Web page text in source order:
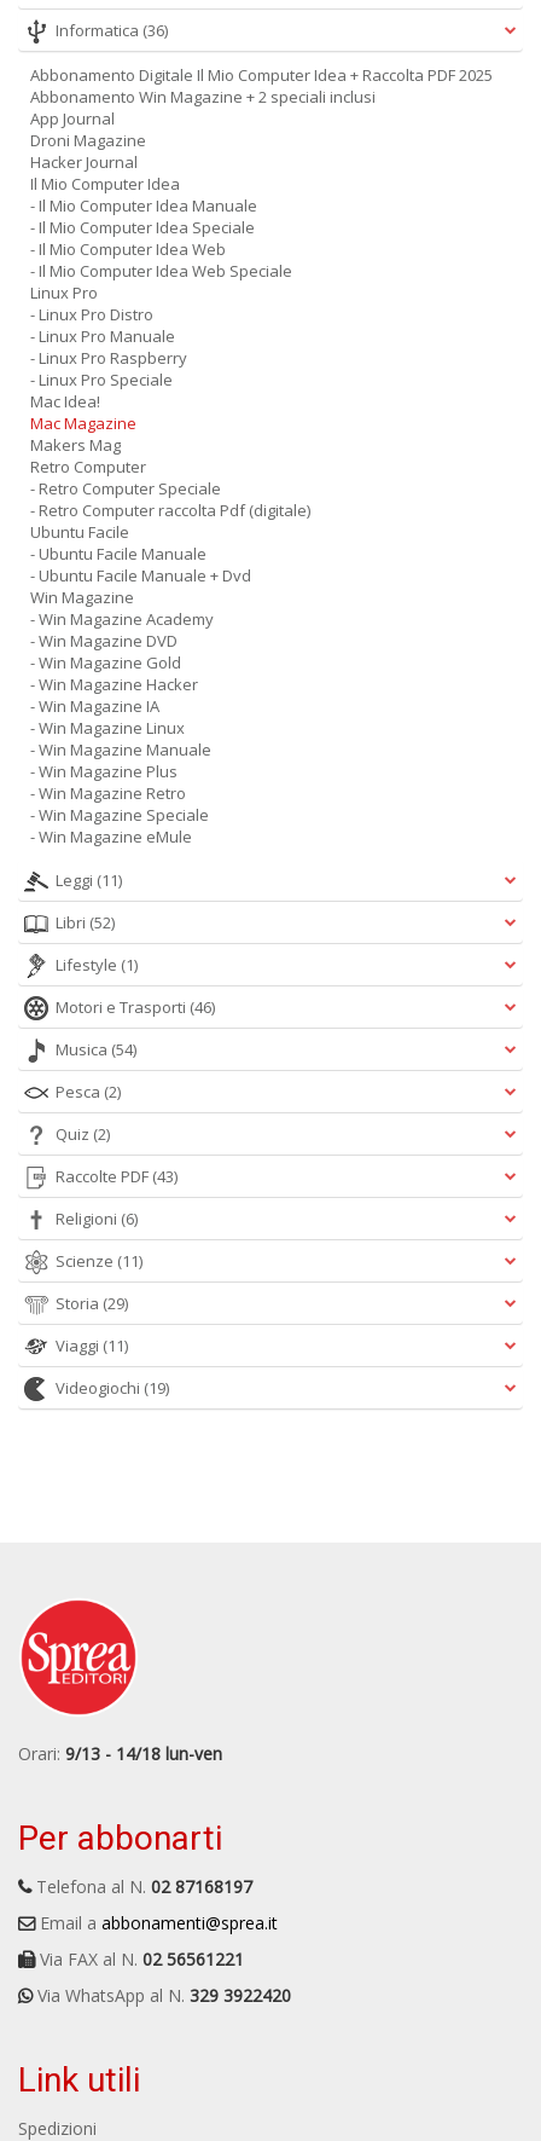
Informatica (36)
Abbonamento Digitale Il Mio Computer Idea + Raccolta PDF 2025
Abbonamento Win Magazine + 2 speciali inclusi
App Journal
Droni Magazine
Hacker Journal
Il Mio Computer Idea
- Il Mio Computer Idea Manuale
- Il Mio Computer Idea Speciale
- Il Mio Computer Idea Web
- Il Mio Computer Idea Web Speciale
Linux Pro
- Linux Pro Distro
- Linux Pro Manuale
- Linux Pro Raspberry
- Linux Pro Speciale
Mac Idea!
Mac Magazine
Makers Mag
Retro Computer
- Retro Computer Speciale
- Retro Computer raccolta Pdf (digitale)
Ubuntu Facile
- Ubuntu Facile Manuale
- Ubuntu Facile Manuale + Dvd
Win Magazine
- Win Magazine Academy
- Win Magazine DVD
- Win Magazine Gold
- Win Magazine Hacker
- Win Magazine IA
- Win Magazine Linux
- Win Magazine Manuale
- Win Magazine Plus
- Win Magazine Retro
- Win Magazine Speciale
- Win Magazine eMule
Leggi (11)
Libri (52)
Lifestyle (1)
Motori e Trasporti (46)
Musica (54)
Pesca (2)
Quiz (2)
Raccolte PDF (43)
Religioni (6)
Scienze (11)
Storia (29)
Viaggi (11)
Videogiochi (19)
Orari: 9/13 - 14/18 lun-ven
Per abbonarti
Telefona al N. 02 87168197
Email a abbonamenti@sprea.it
Via FAX al N. 02 56561221
Via WhatsApp al N. 329 3922420
Link utili
Spedizioni